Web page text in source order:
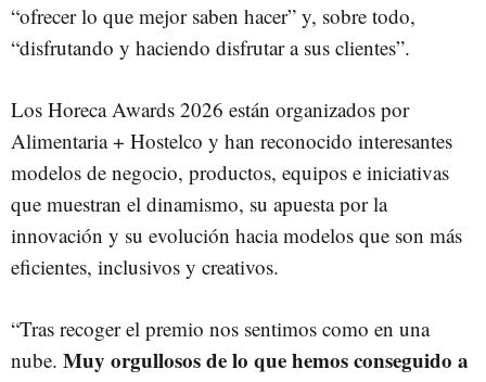
“ofrecer lo que mejor saben hacer” y, sobre todo,
“disfrutando y haciendo disfrutar a sus clientes”.
Los Horeca Awards 2026 están organizados por
Alimentaria + Hostelco y han reconocido interesantes
modelos de negocio, productos, equipos e iniciativas
que muestran el dinamismo, su apuesta por la
innovación y su evolución hacia modelos que son más
eficientes, inclusivos y creativos.
“Tras recoger el premio nos sentimos como en una
nube. Muy orgullosos de lo que hemos conseguido a